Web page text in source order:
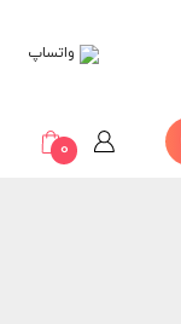
واتساپ
0